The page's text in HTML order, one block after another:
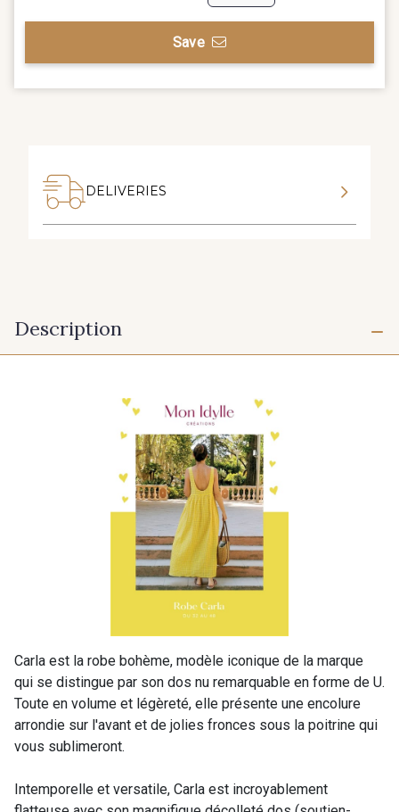
Save
DELIVERIES
Description
Carla est la robe bohème, modèle iconique de la marque
qui se distingue par son dos nu remarquable en forme de U.
Toute en volume et légèreté, elle présente une encolure
arrondie sur l'avant et de jolies fronces sous la poitrine qui
vous sublimeront.
Intemporelle et versatile, Carla est incroyablement